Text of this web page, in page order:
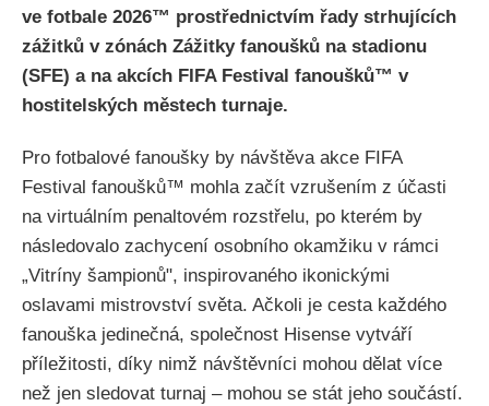
ve fotbale 2026™ prostřednictvím řady strhujících
zážitků v zónách Zážitky fanoušků na stadionu
(SFE) a na akcích FIFA Festival fanoušků™ v
hostitelských městech turnaje.
Pro fotbalové fanoušky by návštěva akce FIFA
Festival fanoušků™ mohla začít vzrušením z účasti
na virtuálním penaltovém rozstřelu, po kterém by
následovalo zachycení osobního okamžiku v rámci
„Vitríny šampionů", inspirovaného ikonickými
oslavami mistrovství světa. Ačkoli je cesta každého
fanouška jedinečná, společnost Hisense vytváří
příležitosti, díky nimž návštěvníci mohou dělat více
než jen sledovat turnaj – mohou se stát jeho součástí.